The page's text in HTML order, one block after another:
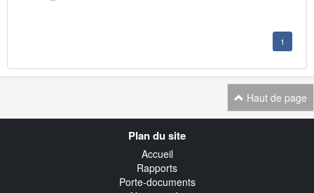
1
Haut de page
Plan du site
Accueil
Rapports
Porte-documents